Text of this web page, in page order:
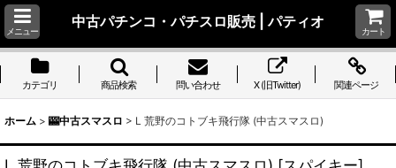
メニュー
中古パチンコ・パチスロ販売 | パティオ
カート
カテゴリ 商品検索 問い合わせ X (旧Twitter) 関連ページ
ホーム > 🎰中古スマスロ > L 荒野のコトブキ飛行隊 (中古スマスロ)